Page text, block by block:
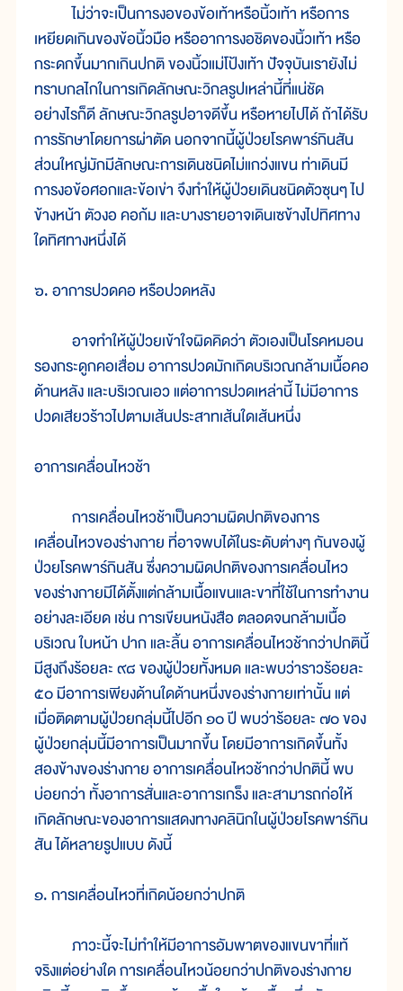
ไม่ว่าจะเป็นการงอของข้อเท้าหรือนิ้วเท้า หรือการ
เหยียดเกินของข้อนิ้วมือ หรืออาการงอชิดของนิ้วเท้า หรือ
กระดกขึ้นมากเกินปกติ ของนิ้วแม่โป้งเท้า ปัจจุบันเรายังไม่
ทราบกลไกในการเกิดลักษณะวิกลรูปเหล่านี้ที่แน่ชัด
อย่างไรก็ดี ลักษณะวิกลรูปอาจดีขึ้น หรือหายไปได้ ถ้าได้รับ
การรักษาโดยการผ่าตัด นอกจากนี้ผู้ป่วยโรคพาร์กินสัน
ส่วนใหญ่มักมีลักษณะการเดินชนิดไม่แกว่งแขน ท่าเดินมี
การงอข้อศอกและข้อเข่า จึงทำให้ผู้ป่วยเดินชนิดตัวซุนๆ ไป
ข้างหน้า ตัวงอ คอก้ม และบางรายอาจเดินเซข้างไปทิศทาง
ใดทิศทางหนึ่งได้
๖. อาการปวดคอ หรือปวดหลัง
อาจทำให้ผู้ป่วยเข้าใจผิดคิดว่า ตัวเองเป็นโรคหมอน
รองกระดูกคอเสื่อม อาการปวดมักเกิดบริเวณกล้ามเนื้อคอ
ด้านหลัง และบริเวณเอว แต่อาการปวดเหล่านี้ ไม่มีอาการ
ปวดเสียวร้าวไปตามเส้นประสาทเส้นใดเส้นหนึ่ง
อาการเคลื่อนไหวช้า
การเคลื่อนไหวช้าเป็นความผิดปกติของการ
เคลื่อนไหวของร่างกาย ที่อาจพบได้ในระดับต่างๆ กันของผู้
ป่วยโรคพาร์กินสัน ซึ่งความผิดปกติของการเคลื่อนไหว
ของร่างกายมีได้ตั้งแต่กล้ามเนื้อแขนและขาที่ใช้ในการทำงาน
อย่างละเอียด เช่น การเขียนหนังสือ ตลอดจนกล้ามเนื้อ
บริเวณ ใบหน้า ปาก และลิ้น อาการเคลื่อนไหวช้ากว่าปกตินี้
มีสูงถึงร้อยละ ๙๘ ของผู้ป่วยทั้งหมด และพบว่าราวร้อยละ
๕๐ มีอาการเพียงด้านใดด้านหนึ่งของร่างกายเท่านั้น แต่
เมื่อติดตามผู้ป่วยกลุ่มนี้ไปอีก ๑๐ ปี พบว่าร้อยละ ๗๐ ของ
ผู้ป่วยกลุ่มนี้มีอาการเป็นมากขึ้น โดยมีอาการเกิดขึ้นทั้ง
สองข้างของร่างกาย อาการเคลื่อนไหวช้ากว่าปกตินี้ พบ
บ่อยกว่า ทั้งอาการสั่นและอาการเกร็ง และสามารถก่อให้
เกิดลักษณะของอาการแสดงทางคลินิกในผู้ป่วยโรคพาร์กิน
สัน ได้หลายรูปแบบ ดังนี้
๑. การเคลื่อนไหวที่เกิดน้อยกว่าปกติ
ภาวะนี้จะไม่ทำให้มีอาการอัมพาตของแขนขาที่แท้
จริงแต่อย่างใด การเคลื่อนไหวน้อยกว่าปกติของร่างกาย